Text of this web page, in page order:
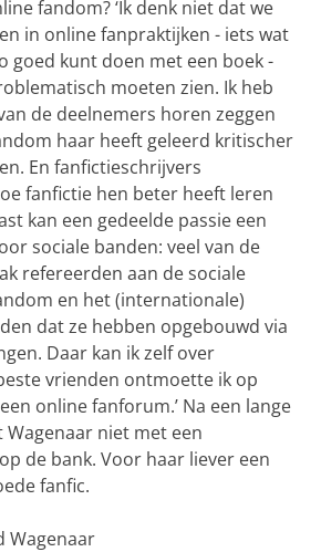
fandom? ‘Ik denk niet dat we
in online fanpraktijken - iets wat
goed kunt doen met een boek -
moeten zien. Ik heb
de deelnemers horen zeggen
haar heeft geleerd kritischer
En fanfictieschrijvers
fanfictie hen beter heeft leren
kan een gedeelde passie een
sociale banden: veel van de
refereerden aan de sociale
en het (internationale)
dat ze hebben opgebouwd via
Daar kan ik zelf over
vrienden ontmoette ik op
online fanforum.’ Na een lange
niet met een
de bank. Voor haar liever een
fanfic.
Wagenaar